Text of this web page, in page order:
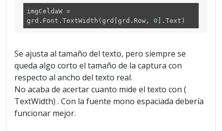
imgCeldaW=
grd.Font.TextWidth(grd[grd.Row, 0 ].Text)
Se ajusta al tamaño del texto, pero siempre se
queda algo corto el tamaño de la captura con
respecto al ancho del texto real.
No acaba de acertar cuanto mide el texto con (
TextWidth) . Con la fuente mono espaciada debería
funcionar mejor.